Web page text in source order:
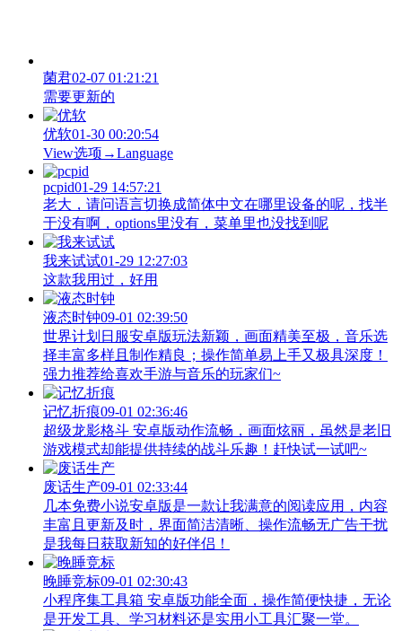
菌君02-07 01:21:21
需要更新的
优软01-30 00:20:54
View‌选项→Language
pcpid01-29 14:57:21
老大，请问语言切换成简体中文在哪里设备的呢，找半
于没有啊，options里没有，菜单里也没找到呢
我来试试01-29 12:27:03
这款我用过，好用
液态时钟09-01 02:39:50
世界计划日服安卓版玩法新颖，画面精美至极，音乐选
择丰富多样且制作精良；操作简单易上手又极具深度！
强力推荐给喜欢手游与音乐的玩家们~
记忆折痕09-01 02:36:46
超级龙影格斗 安卓版动作流畅，画面炫丽，虽然是老旧
游戏模式却能提供持续的战斗乐趣！赶快试一试吧~
废话生产09-01 02:33:44
几本免费小说安卓版是一款让我满意的阅读应用，内容
丰富且更新及时，界面简洁清晰、操作流畅无广告干扰
是我每日获取新知的好伴侣！
晚睡竞标09-01 02:30:43
小程序集工具箱 安卓版功能全面，操作简便快捷，无论
是开发工具、学习材料还是实用小工具汇聚一堂。